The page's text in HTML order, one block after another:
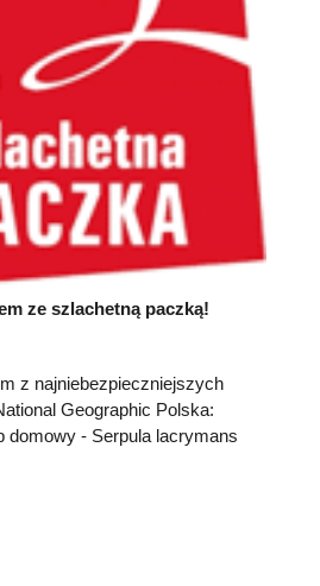
ze szlachetną paczką!
z najniebezpieczniejszych
Geographic Polska:
domowy - Serpula lacrymans